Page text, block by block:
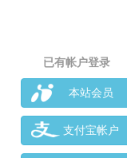
已有帐户登录
本站会员
支付宝帐户